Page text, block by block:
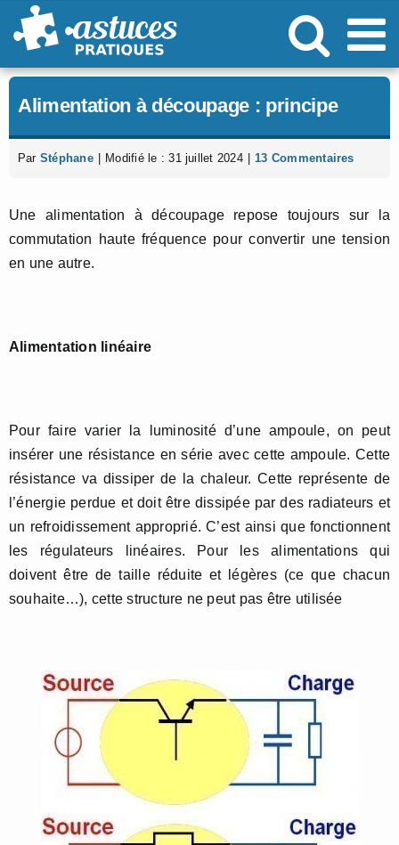
Passer
au
Alimentation à découpage : principe
Par Stéphane Modifié le : 31 juillet 2024 13 Commentaires
Une alimentation à découpage repose toujours sur la
commutation haute fréquence pour convertir une tension
en une autre.
Alimentation linéaire
Pour faire varier la luminosité d’une ampoule, on peut
insérer une résistance en série avec cette ampoule. Cette
résistance va dissiper de la chaleur. Cette représente de
l’énergie perdue et doit être dissipée par des radiateurs et
un refroidissement approprié. C’est ainsi que fonctionnent
les régulateurs linéaires. Pour les alimentations qui
doivent être de taille réduite et légères (ce que chacun
souhaite…), cette structure ne peut pas être utilisée